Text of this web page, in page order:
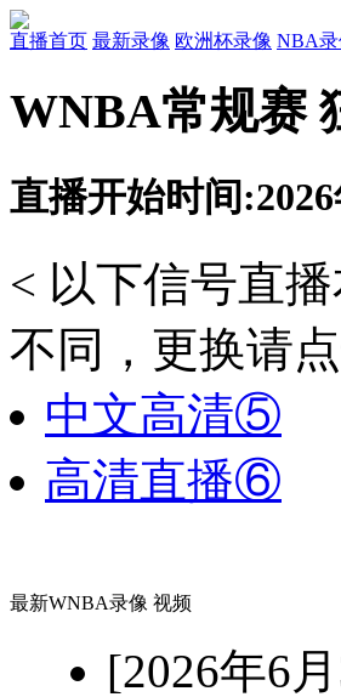
直播首页 最新录像 欧洲杯录像 NBA录
WNBA常规赛
直播开始时间
< 以下信号直
不同，更换请
中文高清⑤
高清直播⑥
最新WNBA录像 视频
[2026年6